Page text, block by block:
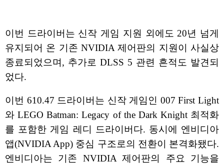
이번 드라이버는 신작 게임 지원 외에도 20년 넘게
유지되어 온 기존 NVIDIA 제어판의 지원이 사실상
종료되었으며, 추가로 DLSS 5 관련 흔적도 발견되
었다.
이번 610.47 드라이버는 신작 게임인 007 First Light
와 LEGO Batman: Legacy of the Dark Knight 최적화
를 포함한 게임 레디 드라이버다. 동시에 엔비디아
앱(NVIDIA App) 중심 구조로의 전환이 본격화됐다.
엔비디아는 기존 NVIDIA 제어판의 주요 기능을